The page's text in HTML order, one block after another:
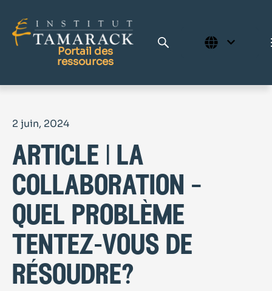
Portail des
ressources
Page d'accueil
Le Centre d'apprentissage
2 juin, 2024
article | la
collaboration –
quel problème
tentez-vous de
résoudre?